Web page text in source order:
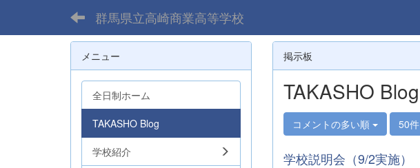
群馬県立高崎商業高等学校
掲示板
TAKASHO Blog
コメントの多い順 50件
学校説明会（9/2実施）
メニュー
全日制ホーム
TAKASHO Blog
学校紹介